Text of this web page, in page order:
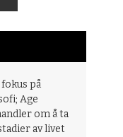
på
Age
om å ta
av livet